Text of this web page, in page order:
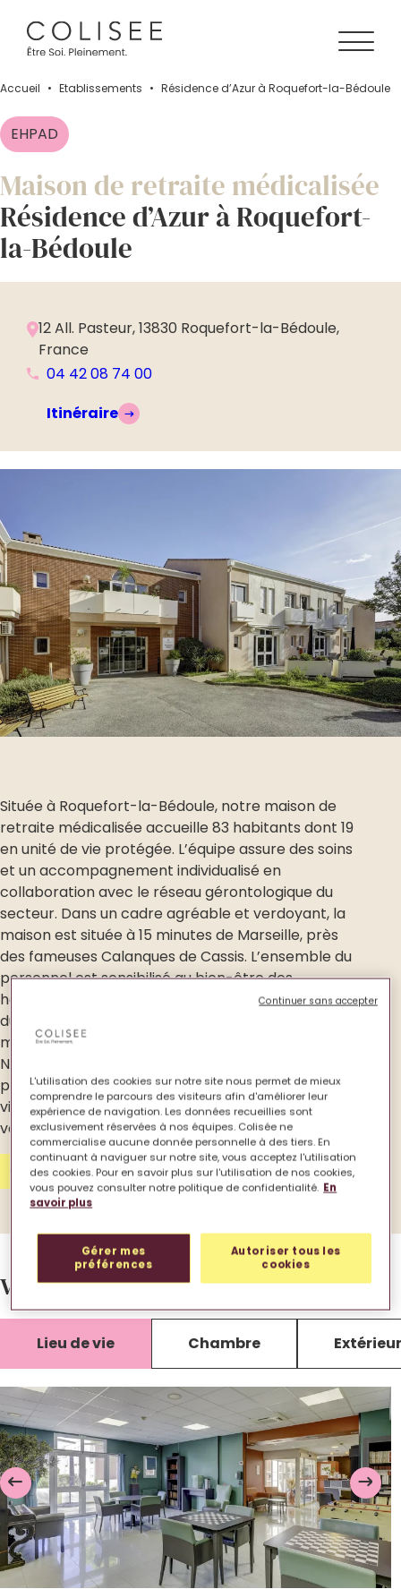
Accueil • Établissements • Résidence d’Azur à Roquefort-la-Bédoule
EHPAD
Maison de retraite médicalisée
Résidence d’Azur à Roquefort-
la-Bédoule
12 All. Pasteur, 13830 Roquefort-la-Bédoule,
France
04 42 08 74 00
Itinéraire
Située à Roquefort-la-Bédoule, notre maison de
retraite médicalisée accueille 83 habitants dont 19
en unité de vie protégée. L’équipe assure des soins
et un accompagnement individualisé en
collaboration avec le réseau gérontologique du
secteur. Dans un cadre agréable et verdoyant, la
maison est située à 15 minutes de Marseille, près
des fameuses Calanques de Cassis. L’ensemble du
personnel est sensibilisé au bien-être des
habitants, aux besoins et attentes dans le respect
du choix de vie et des croyances, afin d’élaborer au
mieux le Projet d’Accompagnement Personnalisé.
Notre Ehpad Résidence d’Azur propose des
prestations assurant la sécurité, mais surtout une
vie sociale rythmée par des activités diverses et
variées permettant le maintien du lien social.
Contactez-nous
Votre EHPAD en images.
Lieu de vie Chambre Extérieur
L'utilisation des cookies sur notre site nous permet de mieux
comprendre le parcours des visiteurs afin d'améliorer leur
expérience de navigation. Les données recueillies sont
exclusivement réservées à nos équipes. Colisée ne
commercialise aucune donnée personnelle à des tiers. En
continuant à naviguer sur notre site, vous acceptez l'utilisation
des cookies. Pour en savoir plus sur l'utilisation de nos cookies,
vous pouvez consulter notre politique de confidentialité. En
savoir plus
Gérer mes
préférences
Autoriser tous les
cookies
Continuer sans accepter